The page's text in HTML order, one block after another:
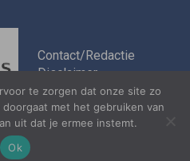
Contact/Redactie
Disclaimer
Algemene
te zorgen dat onze site zo
met het gebruiken van
uit dat je ermee instemt.
Ok